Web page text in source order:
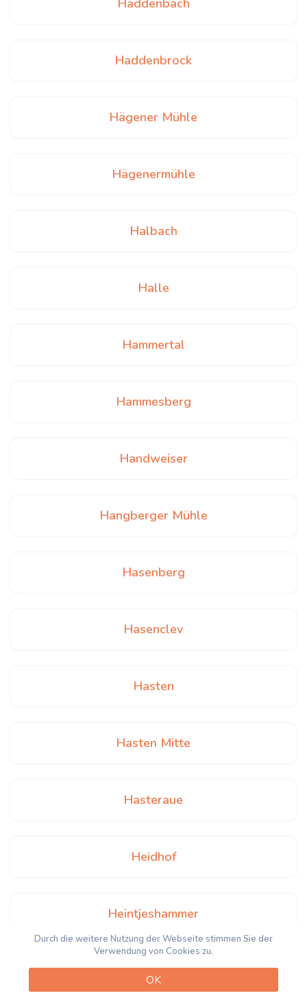
Haddenbach
Haddenbrock
Hägener Mühle
Hägenermühle
Halbach
Halle
Hammertal
Hammesberg
Handweiser
Hangberger Mühle
Hasenberg
Hasenclev
Hasten
Hasten Mitte
Hasteraue
Heidhof
Heintjeshammer
Henkelshammer
Durch die weitere Nutzung der Webseite stimmen Sie der
Verwendung von Cookies zu.
OK